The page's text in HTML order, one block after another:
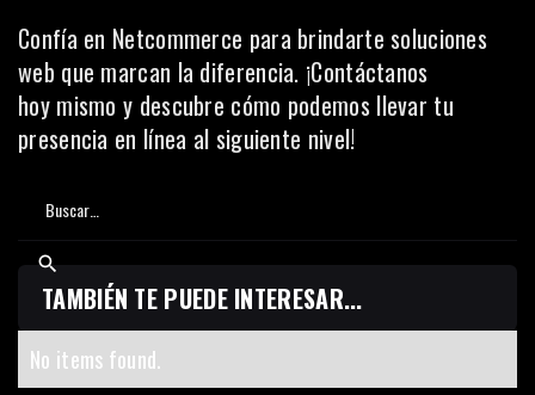
Confía en Netcommerce para brindarte soluciones
web que marcan la diferencia. ¡Contáctanos
hoymismo y descubre cómo podemos llevar tu
presencia en línea al siguiente nivel!
TAMBIÉN TE PUEDE INTERESAR...
No items found.